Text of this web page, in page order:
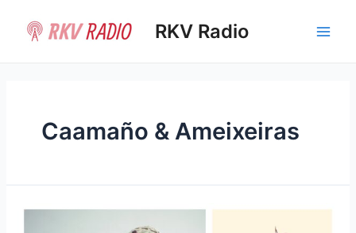
contenido
RKV Radio
Caamaño & Ameixeiras